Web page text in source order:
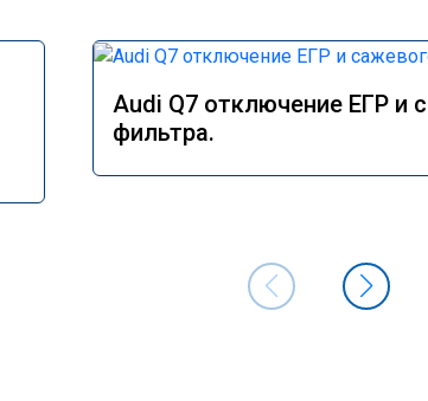
Audi Q7 отключение ЕГР и
фильтра.